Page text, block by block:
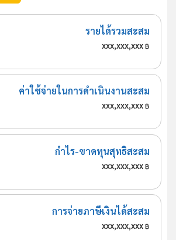
รายได้รวมสะสม
xxx,xxx,xxx฿
ค่าใช้จ่ายในการดำเนินงานสะสม
xxx,xxx,xxx฿
กำไร-ขาดทุนสุทธิสะสม
xxx,xxx,xxx฿
การจ่ายภาษีเงินได้สะสม
xxx,xxx,xxx฿